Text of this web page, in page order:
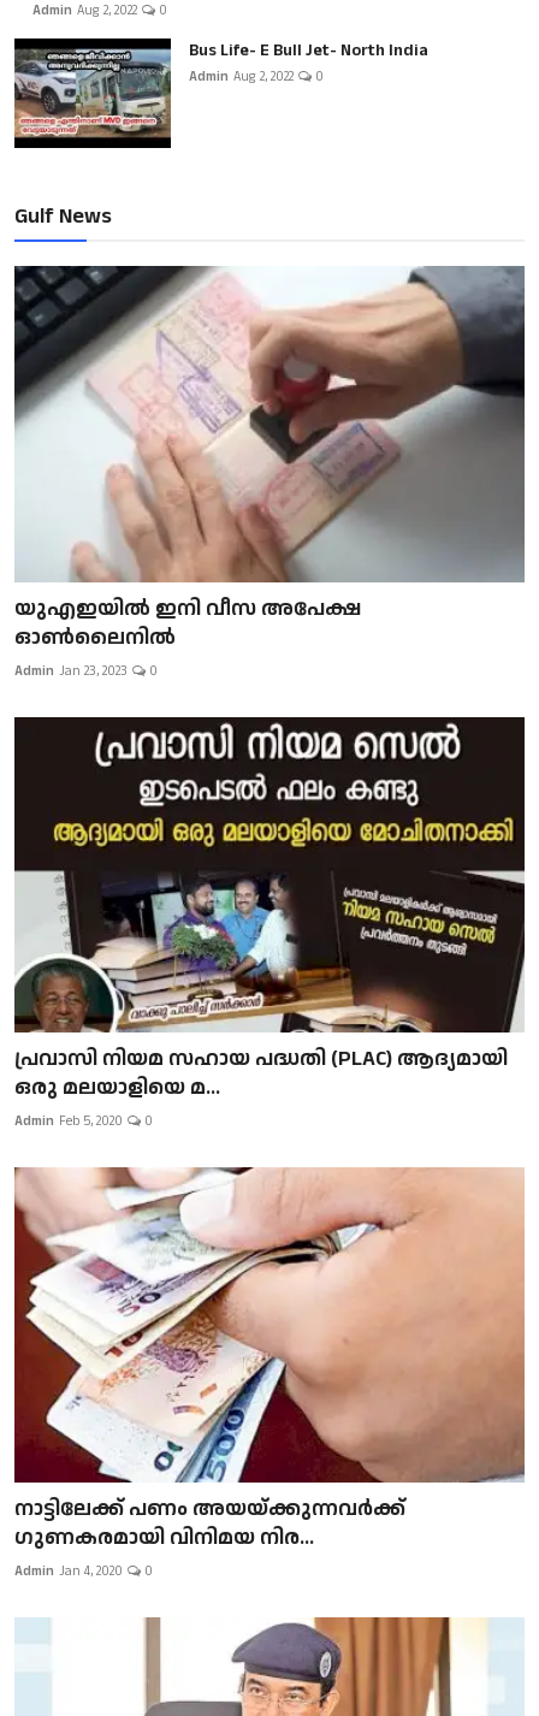
Admin Aug 2, 2022 0
Bus Life- E Bull Jet- North India
Admin Aug 2, 2022 0
Gulf News
യുഎഇയിൽ ഇനി വീസ അപേക്ഷ
ഓൺലൈനിൽ
Admin Jan 23, 2023 0
പ്രവാസി നിയമ സഹായ പദ്ധതി (PLAC) ആദ്യമായി
ഒരു മലയാളിയെ മ...
Admin Feb 5, 2020 0
നാട്ടിലേക്ക് പണം അയയ്ക്കുന്നവർക്ക്
ഗുണകരമായി വിനിമയ നിര...
Admin Jan 4, 2020 0